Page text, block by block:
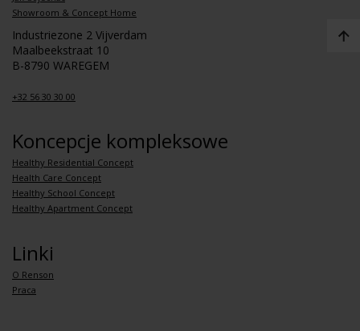
Showroom & Concept Home
Industriezone 2 Vijverdam
Maalbeekstraat 10
B-8790 WAREGEM
+32 56 30 30 00
Koncepcje kompleksowe
Healthy Residential Concept
Health Care Concept
Healthy School Concept
Healthy Apartment Concept
Linki
O Renson
Praca